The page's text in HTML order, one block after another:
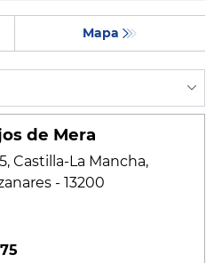
Mapa
de Mera
Castilla-La Mancha,
- 13200